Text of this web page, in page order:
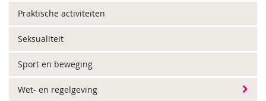
Praktische activiteiten
Seksualiteit
Sport en beweging
Wet- en regelgeving